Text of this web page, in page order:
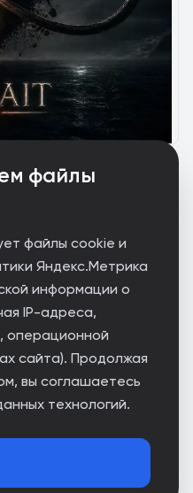
файлы
файлы cookie и
Яндекс.Метрика
информации о
IP-адреса,
операционной
сайта). Продолжая
вы соглашаетесь
технологий.